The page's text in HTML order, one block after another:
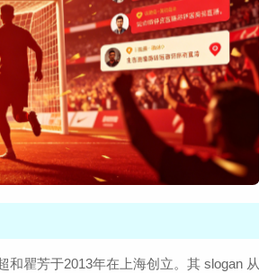
瞿芳于2013年在上海创立。其 slogan 从